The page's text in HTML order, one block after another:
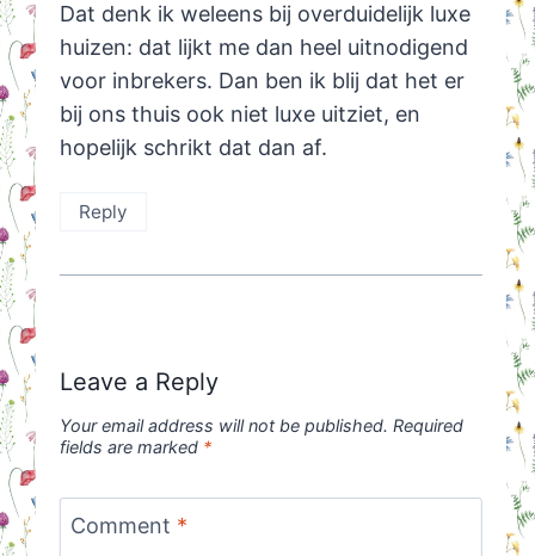
Dat denk ik weleens bij overduidelijk luxe
huizen: dat lijkt me dan heel uitnodigend
voor inbrekers. Dan ben ik blij dat het er
bij ons thuis ook niet luxe uitziet, en
hopelijk schrikt dat dan af.
Reply
Leave a Reply
Your email address will not be published. Required
fields are marked *
Comment *